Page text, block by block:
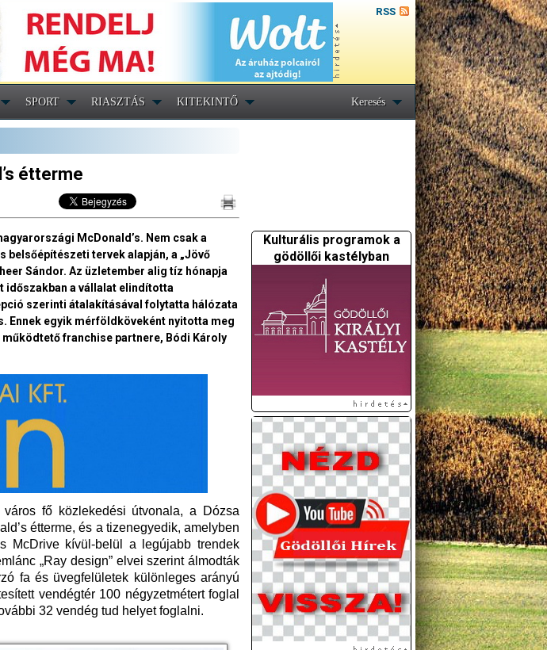
RSS
SPORT RIASZTÁS KITEKINTŐ Keresés
étterme
McDonald’s. Nem csak a
belsőépítészeti tervek alapján, a „Jövő
Sándor. Az üzletember alig tíz hónapja
időszakban a vállalat elindította
szerinti átalakításával folytatta hálózata
Ennek egyik mérföldköveként nyitotta meg
franchise partnere, Bódi Károly
fő közlekedési útvonala, a Dózsa
étterme, és a tizenegyedik, amelyben
McDrive kívül-belül a legújabb trendek
„Ray design” elvei szerint álmodták
fa és üvegfelületek különleges arányú
vendégtér 100 négyzetmétert foglal
32 vendég tud helyet foglalni.
Kulturális programok a
gödöllői kastélyban
A GÖDÖLLŐI ÉS
KÖRNYÉKBELI
KULTURÁLIS- ÉS
SPORTPROGRAMOKAT
KÖZÖSSÉGI
OLDALUNKON TESSZÜK
KÖZZÉ!